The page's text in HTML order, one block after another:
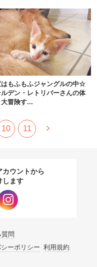
はもふもふジャングルの中☆
ルデン・レトリバーさんの体
大冒険す...
10 11
カウントから
します
問
ーポリシー 利用規約